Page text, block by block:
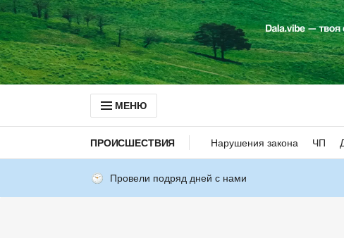
МЕНЮ
ПРОИСШЕСТВИЯ Нарушения закона ЧП
Провели подряд дней с нами